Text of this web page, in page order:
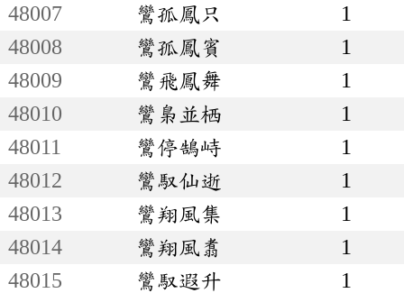
48007
鸞孤鳳只
1
48008
鸞孤鳳賓
1
48009
鸞飛鳳舞
1
48010
鸞梟並栖
1
48011
鸞停鵠峙
1
48012
鸞馭仙逝
1
48013
鸞翔風集
1
48014
鸞翔風翥
1
48015
鸞馭遐升
1